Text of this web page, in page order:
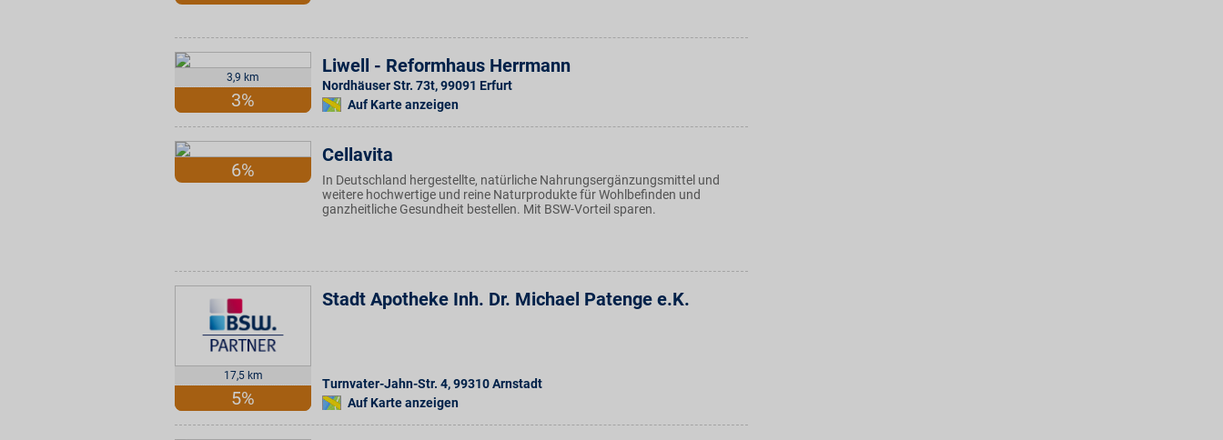
3,9 km
3%
Liwell - Reformhaus Herrmann
Nordhäuser Str. 73t,99091 Erfurt
Auf Karte anzeigen
6%
Cellavita
In Deutschland hergestellte, natürliche Nahrungsergänzungsmittel und
weitere hochwertige und reine Naturprodukte für Wohlbefinden und
ganzheitliche Gesundheit bestellen. Mit BSW-Vorteil sparen.
17,5 km
5%
Stadt Apotheke Inh. Dr. Michael Patenge e.K.
Turnvater-Jahn-Str. 4,99310Arnstadt
Auf Karte anzeigen